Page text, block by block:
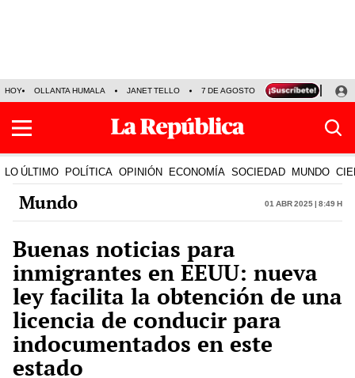
HOY OLLANTA HUMALA JANET TELLO 7 DE AGOSTO TINKA RESULTADOS
LO ÚLTIMO POLÍTICA OPINIÓN ECONOMÍA SOCIEDAD MUNDO
Mundo 01 Abr 2025 | 8:49 h
Buenas noticias para
inmigrantes en EEUU: nueva
ley facilita la obtención de una
licencia de conducir para
indocumentados en este
estado